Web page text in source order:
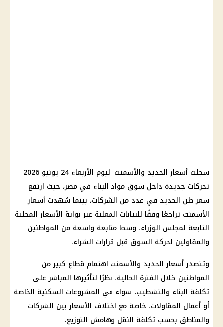
سجلت أسعار الحديد والأسمنت اليوم الأربعاء 24 يونيو 2026
تحركات جديدة داخل سوق مواد البناء في مصر، حيث ارتفع
سعر طن الحديد في عدد من الشركات، بينما شهدت أسعار
الأسمنت تراجعًا وفقًا للبيانات المعلنة عبر بوابة الأسعار المحلية
التابعة لمجلس الوزراء، وسط متابعة واسعة من المواطنين
والمقاولين لحركة السوق قبل قرارات الشراء.
وتتصدر أسعار الحديد والأسمنت اهتمام قطاع كبير من
المواطنين خلال الفترة الحالية، نظرًا لتأثيرها المباشر على
تكلفة البناء والتشطيب، سواء في المشروعات السكنية الخاصة
أو أعمال المقاولات، خاصة مع اختلاف الأسعار بين الشركات
والمناطق بحسب تكلفة النقل وهامش التوزيع.